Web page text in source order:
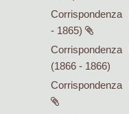
Corrispondenza
- 1865)
Corrispondenza
(1866 - 1866)
Corrispondenza